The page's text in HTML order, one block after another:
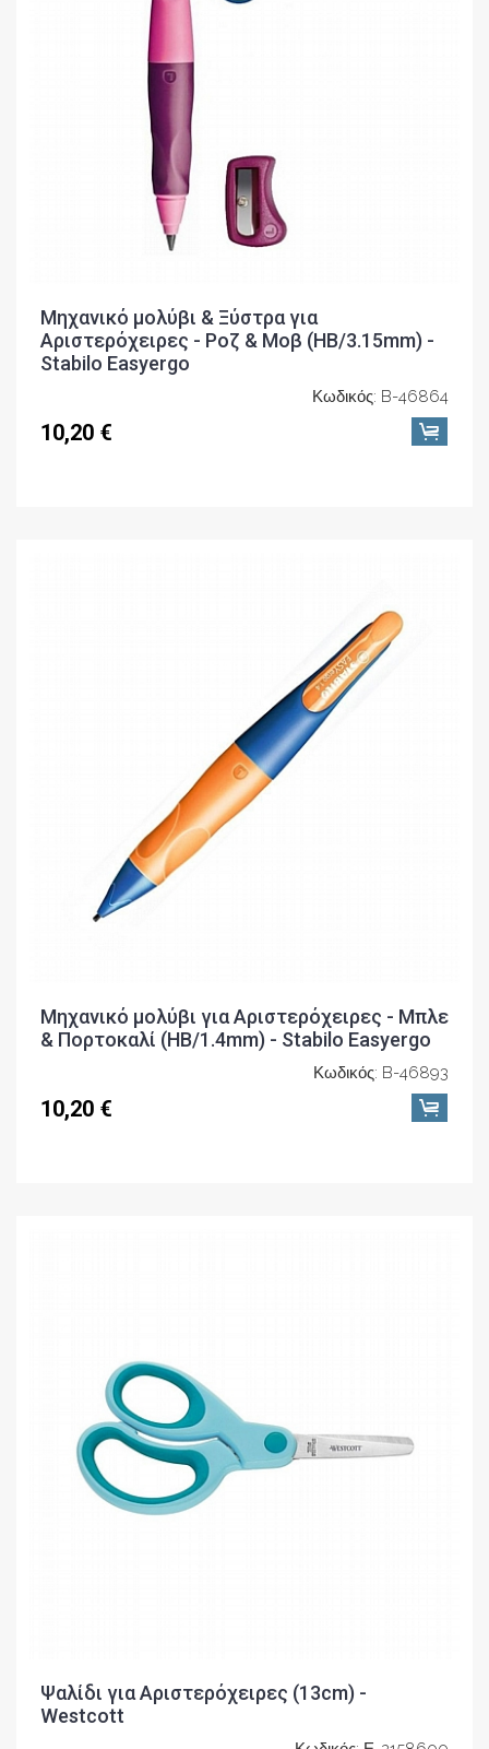
Μηχανικό μολύβι & Ξύστρα για
Αριστερόχειρες - Ροζ & Μοβ (ΗΒ/3.15mm) -
Stabilo Easyergo
Κωδικός: B-46864
10,20 €
Μηχανικό μολύβι για Αριστερόχειρες - Μπλε
& Πορτοκαλί (ΗΒ/1.4mm) - Stabilo Easyergo
Κωδικός: B-46893
10,20 €
Ψαλίδι για Αριστερόχειρες (13cm) -
Westcott